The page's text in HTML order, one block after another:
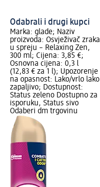
Odabrali i drugi kupci
Marka: glade; Naziv
proizvoda: Osvježivač zraka
u spreju – Relaxing Zen,
300 ml; Cijena: 3,85 €;
Osnovna cijena: 0,3 l
(12,83 € za 1 l); Upozorenje
na opasnost: Lako/vrlo lako
zapaljivo; Dostupnost:
Status zeleno Dostupno za
isporuku, Status sivo
Odaberi dm trgovinu